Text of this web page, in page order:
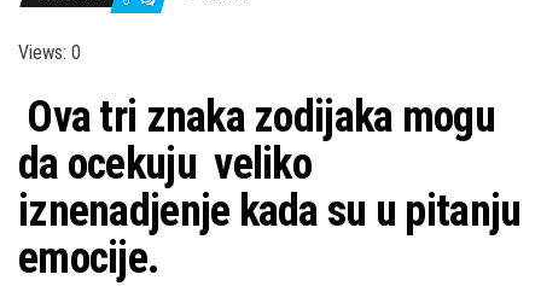
Views: 0
Ova tri znaka zodijaka mogu
da ocekuju veliko
iznenadjenje kada su u pitanju
emocije.